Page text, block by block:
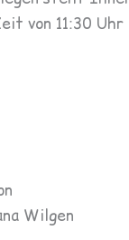
von 11:30
Wilgen